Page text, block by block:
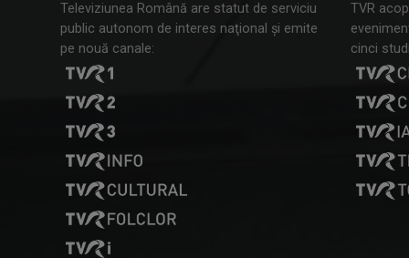
Televiziunea Română are statut de serviciu
public autonom de interes naţional şi emite
pe nouă canale:
TVR
cinci